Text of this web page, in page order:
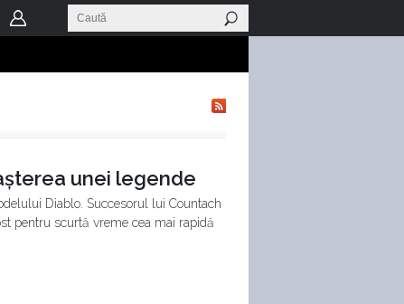
unei legende
Diablo. Succesorul lui Countach
pentru scurtă vreme cea mai rapidă